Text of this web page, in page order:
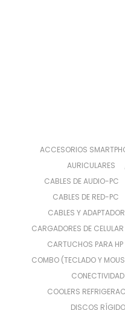
ACCESORIOS
AURICULARES
CABLES DE AUDIO-PC
CABLES DE RED-PC
CABLES Y
CARGADORES DE CELULAR
CARTUCHOS PARA HP
COMBO (TECLADO Y
CONECTIVIDAD
COOLERS
DISCOS